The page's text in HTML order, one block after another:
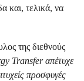
και, τελικά, να
της διεθνούς
Transfer απέτυχε
προσφυγές